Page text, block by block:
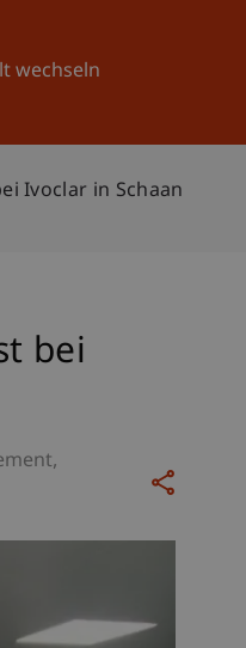
wechseln
Aktuelles
Ivoclar in Schaan
bei